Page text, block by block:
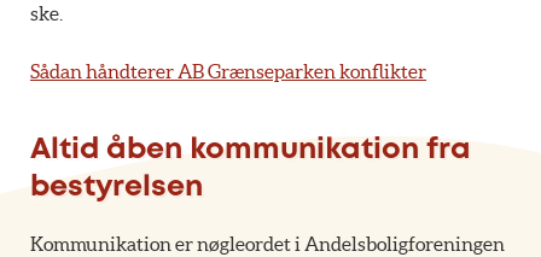
ske.
Sådan håndterer AB Grænseparken konflikter
Altid åben kommunikation fra
bestyrelsen
Kommunikation er nøgleordet i Andelsboligforeningen